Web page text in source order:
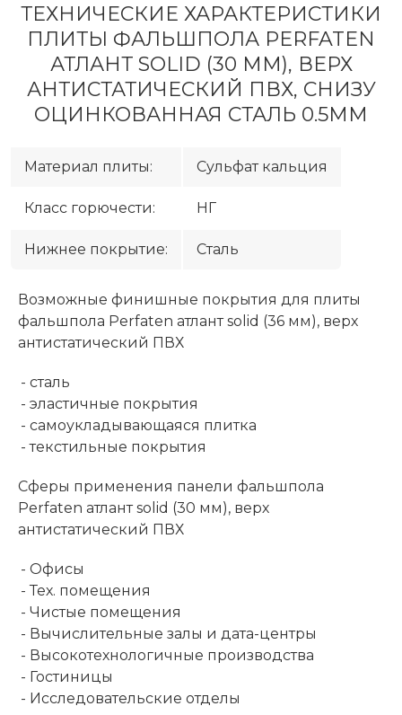
ТЕХНИЧЕСКИЕ ХАРАКТЕРИСТИКИ
ПЛИТЫ ФАЛЬШПОЛА PERFATEN
АТЛАНТ SOLID (30 ММ), ВЕРХ
АНТИСТАТИЧЕСКИЙ ПВХ, СНИЗУ
ОЦИНКОВАННАЯ СТАЛЬ 0.5ММ
Материал плиты: Сульфат кальция
Класс горючести: НГ
Нижнее покрытие: Сталь
Возможные финишные покрытия для плиты
фальшпола Perfaten атлант solid (36 мм), верх
антистатический ПВХ
- сталь
- эластичные покрытия
- самоукладывающаяся плитка
- текстильные покрытия
Сферы применения панели фальшпола
Perfaten атлант solid (30 мм), верх
антистатический ПВХ
- Офисы
- Тех. помещения
- Чистые помещения
- Вычислительные залы и дата-центры
- Высокотехнологичные производства
- Гостиницы
- Исследовательские отделы